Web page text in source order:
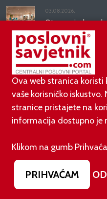
03.08.2026.
Otvoren jedan od
srednjem Jadranu
01.08.2026.
Novi zakon o
najmodavce
PODUZETNIŠTVO
01.08.2026.
adidas i Hrvatski
višegodišnje
Ova web stranica koristi
vaše korisničko
stranice pristajete na
informacija dostupno je
Klikom na gumb
PRIHVAĆAM